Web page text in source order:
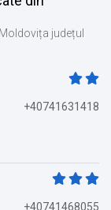
județul
+40741631418
+40741468055